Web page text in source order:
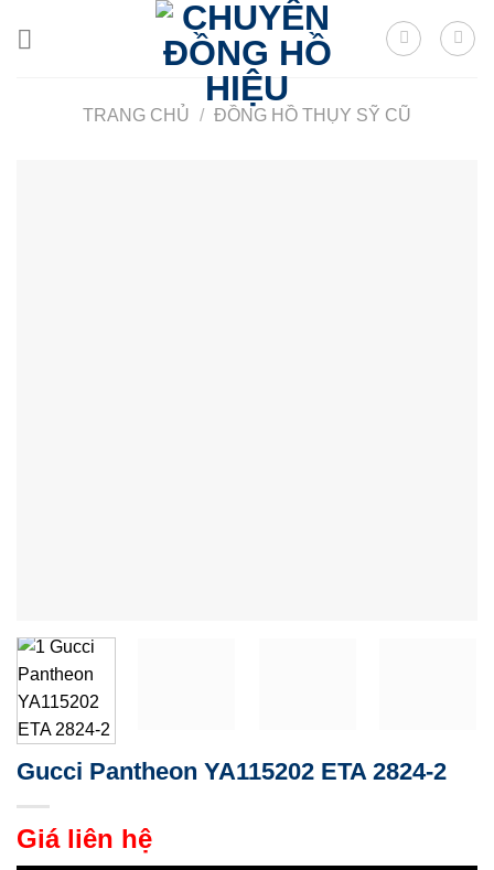
TRANG CHỦ / ĐỒNG HỒ THỤY SỸ CŨ
Gucci Pantheon YA115202 ETA 2824-2
Giá liên hệ